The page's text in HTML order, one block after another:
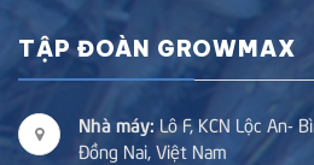
TẬP ĐOÀN GROWMAX
Nhà máy: Lô F, KCN Lộc An-
Đồng Nai, Việt Nam